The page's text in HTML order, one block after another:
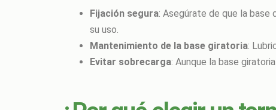
Fijación segura: Asegúrate de que la base
su uso.
Mantenimiento de la base giratoria:
Evitar sobrecarga: Aunque la base